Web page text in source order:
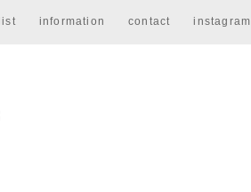
list information contact instagram